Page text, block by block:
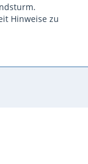
Hinweise zu